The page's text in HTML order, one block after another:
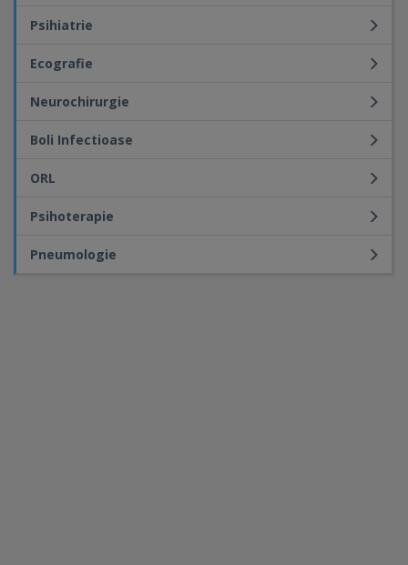
Psihiatrie
Ecografie
Neurochirurgie
Boli Infectioase
ORL
Psihoterapie
Pneumologie